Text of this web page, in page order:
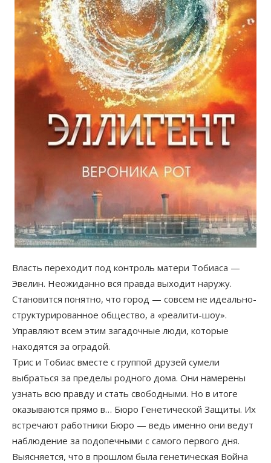
Власть переходит под контроль матери Тобиаса —
Эвелин. Неожиданно вся правда выходит наружу.
Становится понятно, что город — совсем не идеально-
структурированное общество, а «реалити-шоу».
Управляют всем этим загадочные люди, которые
находятся за оградой.
Трис и Тобиас вместе с группой друзей сумели
выбраться за пределы родного дома. Они намерены
узнать всю правду и стать свободными. Но в итоге
оказываются прямо в… Бюро Генетической Защиты. Их
встречают работники Бюро — ведь именно они ведут
наблюдение за подопечными с самого первого дня.
Выясняется, что в прошлом была генетическая Война